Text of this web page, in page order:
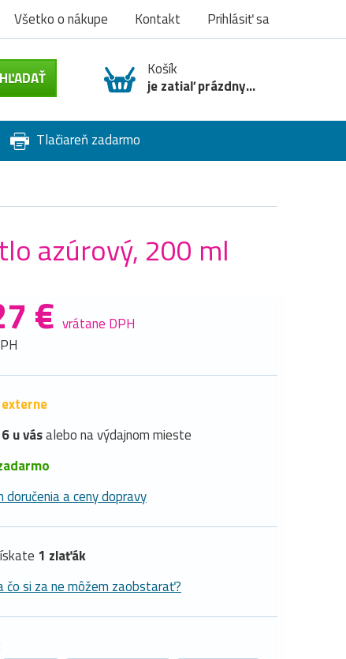
Všetko o nákupe Kontakt Prihlásiť sa
Košík
je zatiaľ prázdny...
Tlačiareň zadarmo
azúrový, 200 ml
€ vrátane DPH
u vásalebo na výdajnom mieste
a ceny dopravy
1 zlaťák
čo si za ne môžem zaobstarať?